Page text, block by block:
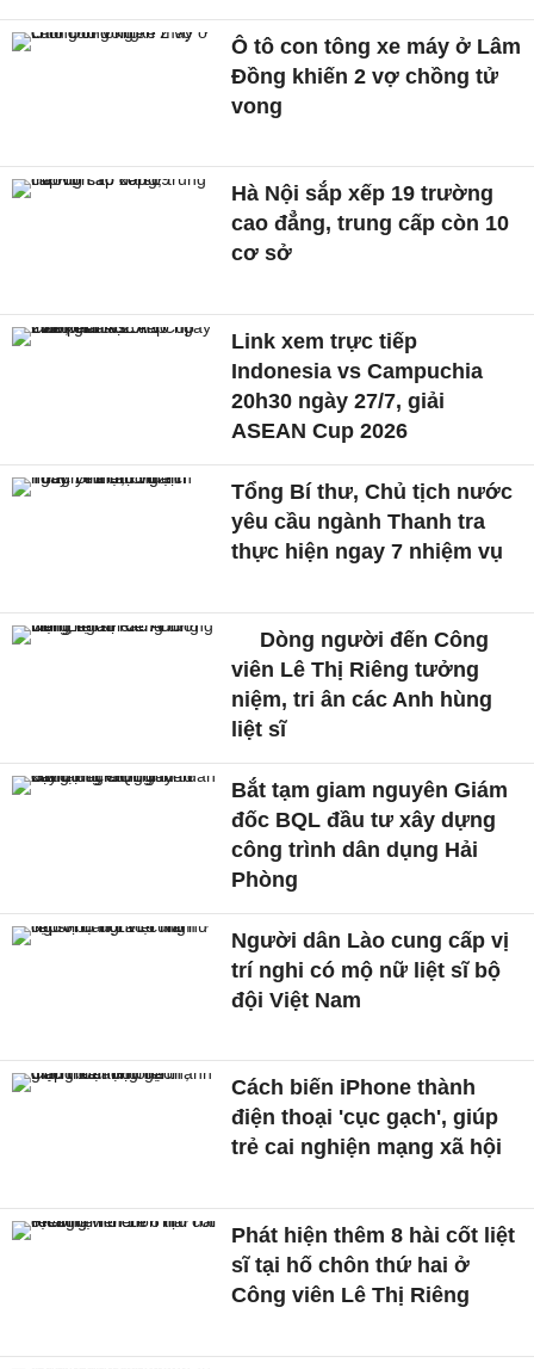
Ô tô con tông xe máy ở Lâm
Đồng khiến 2 vợ chồng tử
vong
Hà Nội sắp xếp 19 trường
cao đẳng, trung cấp còn 10
cơ sở
Link xem trực tiếp
Indonesia vs Campuchia
20h30 ngày 27/7, giải
ASEAN Cup 2026
Tổng Bí thư, Chủ tịch nước
yêu cầu ngành Thanh tra
thực hiện ngay 7 nhiệm vụ
Dòng người đến Công
viên Lê Thị Riêng tưởng
niệm, tri ân các Anh hùng
liệt sĩ
Bắt tạm giam nguyên Giám
đốc BQL đầu tư xây dựng
công trình dân dụng Hải
Phòng
Người dân Lào cung cấp vị
trí nghi có mộ nữ liệt sĩ bộ
đội Việt Nam
Cách biến iPhone thành
điện thoại 'cục gạch', giúp
trẻ cai nghiện mạng xã hội
Phát hiện thêm 8 hài cốt liệt
sĩ tại hố chôn thứ hai ở
Công viên Lê Thị Riêng